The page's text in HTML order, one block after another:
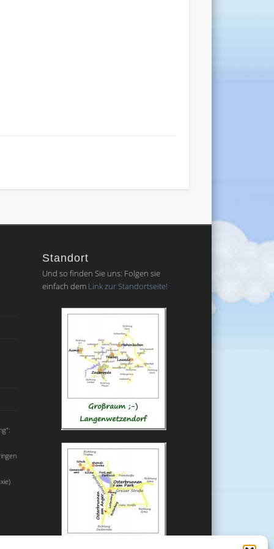
Standort
Und so finden Sie uns: Folgen sie
einfach dem Link zur Standortseite!